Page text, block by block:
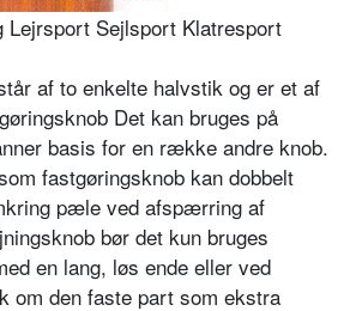
Lejrsport Sejlsport Klatresport
af to enkelte halvstik og er et af
Det kan bruges på
basis for en række andre knob.
fastgøringsknob kan dobbelt
pæle ved afspærring af
bør det kun bruges
en lang, løs ende eller ved
om den faste part som ekstra